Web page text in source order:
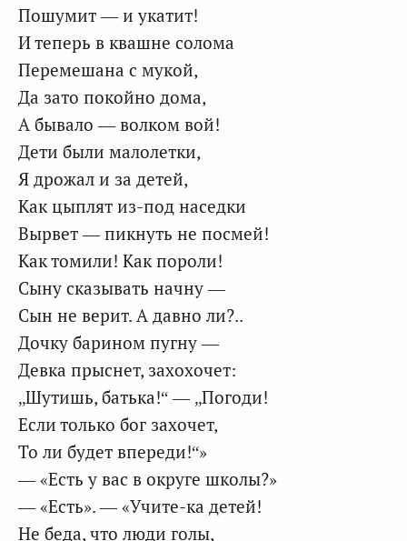
Пошумит — и укатит!
И теперь в квашне солома
Перемешана с мукой,
Да зато покойно дома,
А бывало — волком вой!
Дети были малолетки,
Я дрожал и за детей,
Как цыплят из-под наседки
Вырвет — пикнуть не посмей!
Как томили! Как пороли!
Сыну сказывать начну —
Сын не верит. А давно ли?..
Дочку барином пугну —
Девка прыснет, захохочет:
„Шутишь, батька!“ — „Погоди!
Если только бог захочет,
То ли будет впереди!“»
— «Есть у вас в округе школы?»
— «Есть». — «Учите-ка детей!
Не беда, что люди голы,